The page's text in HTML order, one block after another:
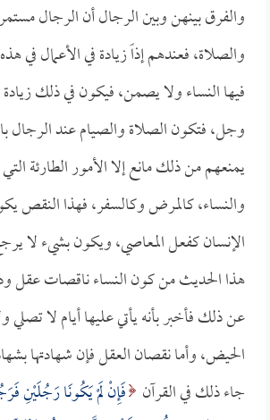
والفرق بينهن وبين الرجال أن الرجال
والصلاة، فعندهم إذاً زيادة في الأعمال في
فيها النساء ولا يصمن، فيكون في ذلك
وجل، فتكون الصلاة والصيام عند الرجال
يمنعهم من ذلك مانع إلا الأمور الطارئة
والنساء، كالمرض وكالسفر، فهذا النقص
الإنسان كفعل المعاصي، ويكون بشيء لا
هذا الحديث من كون النساء ناقصات عقل
عن ذلك فأخبر بأنه يأتي عليها أيام لا
الحيض، وأما نقصان العقل فإن شهادتها
جاء ذلك في القرآن فَإِنْ لَمْ يَكُونَا رَجُلَيْنِ